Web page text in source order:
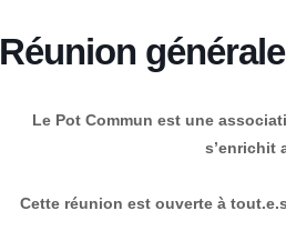
Réunion générale
Le Pot Commun est une
s’enrichit
Cette réunion est ouverte à